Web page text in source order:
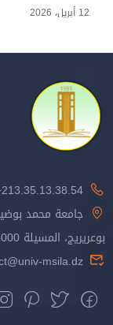
12 أبريل، 2026
213.35.13.38.54+
جامعة محمد
بوعريريج، المسيلة 28000 الجزائر
msila.dz